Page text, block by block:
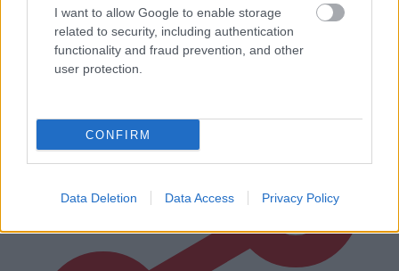
I want to allow Google to enable storage
related to security, including authentication
functionality and fraud prevention, and other
user protection.
CONFIRM
Data Deletion Data Access Privacy Policy